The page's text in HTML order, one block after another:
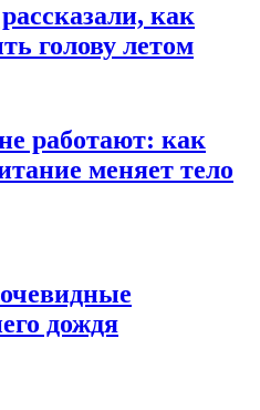
как
голову летом
работают: как
меняет тело
дождя